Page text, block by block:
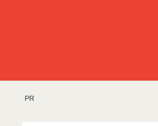
PR